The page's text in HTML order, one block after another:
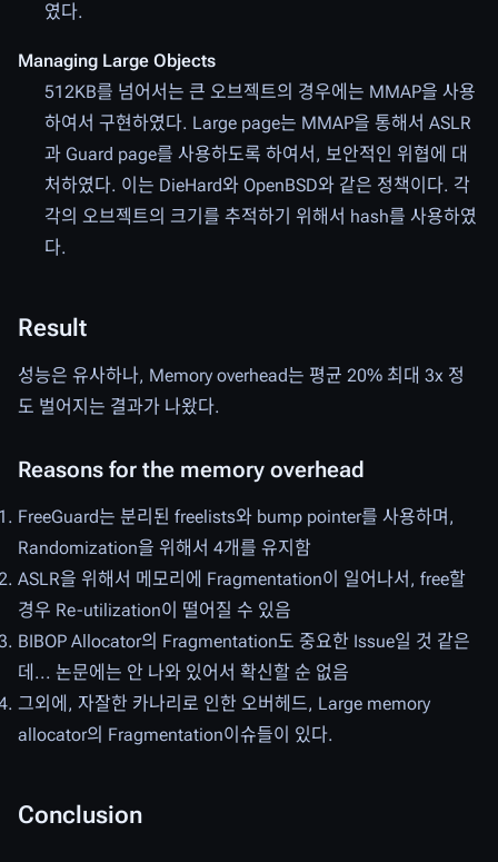
였다.
Managing Large Objects
512KB를 넘어서는 큰 오브젝트의 경우에는 MMAP을 사용
하여서 구현하였다. Large page는 MMAP을 통해서 ASLR
과 Guard page를 사용하도록 하여서, 보안적인 위협에 대
처하였다. 이는 DieHard와 OpenBSD와 같은 정책이다. 각
각의 오브젝트의 크기를 추적하기 위해서 hash를 사용하였
다.
Result
성능은 유사하나, Memory overhead는 평균 20% 최대 3x 정
도 벌어지는 결과가 나왔다.
Reasons for the memory overhead
FreeGuard는 분리된 freelists와 bump pointer를 사용하며,
Randomization을 위해서 4개를 유지함
ASLR을 위해서 메모리에 Fragmentation이 일어나서, free할
경우 Re-utilization이 떨어질 수 있음
BIBOP Allocator의 Fragmentation도 중요한 Issue일 것 같은
데... 논문에는 안 나와 있어서 확신할 순 없음
그외에, 자잘한 카나리로 인한 오버헤드, Large memory
allocator의 Fragmentation이슈들이 있다.
Conclusion